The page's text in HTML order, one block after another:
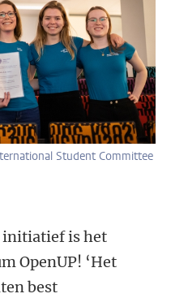
Student Committee
initiatief is het
OpenUP! ‘Het
best